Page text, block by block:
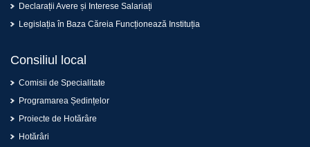
Declarații Avere și Interese Salariați
Legislația în Baza Căreia Funcționează Instituția
Consiliul local
Comisii de Specialitate
Programarea Ședințelor
Proiecte de Hotărâre
Hotărâri